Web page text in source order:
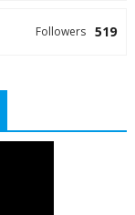
519
Followers